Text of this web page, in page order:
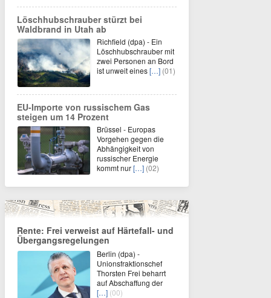
Löschhubschrauber stürzt bei
Waldbrand in Utah ab
Richfield (dpa) - Ein
Löschhubschrauber mit
zwei Personen an Bord
ist unweit eines[…] (01)
EU-Importe von russischem Gas
steigen um 14 Prozent
Brüssel - Europas
Vorgehen gegen die
Abhängigkeit von
russischer Energie
kommt nur[…] (02)
Rente: Frei verweist auf Härtefall- und
Übergangsregelungen
Berlin (dpa) -
Unionsfraktionschef
Thorsten Frei beharrt
auf Abschaffung der
[…] (00)